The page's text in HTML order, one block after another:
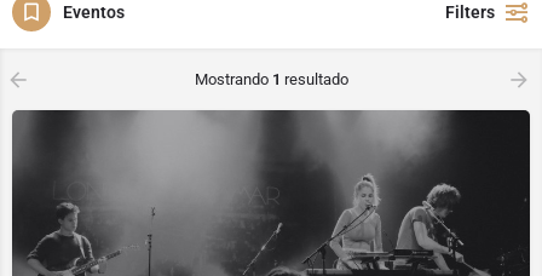
Eventos Filters
Mostrando 1 resultado